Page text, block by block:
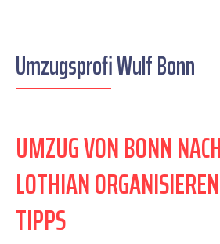
Umzugsprofi Wulf Bonn
UMZUG VON BONN
LOTHIAN
TIPPS